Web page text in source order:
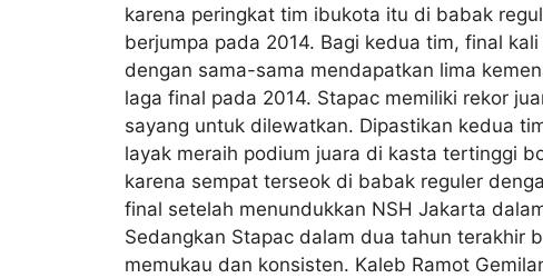
karena peringkat tim ibukota itu di babak
berjumpa pada 2014. Bagi kedua tim, final
dengan sama-sama mendapatkan lima
laga final pada 2014. Stapac memiliki rekor
sayang untuk dilewatkan. Dipastikan kedua
layak meraih podium juara di kasta tertinggi
karena sempat terseok di babak reguler
final setelah menundukkan NSH Jakarta
Sedangkan Stapac dalam dua tahun terakhir
memukau dan konsisten. Kaleb Ramot